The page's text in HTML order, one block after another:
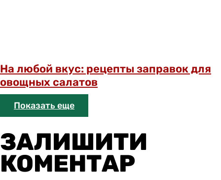
На любой вкус: рецепты заправок для
овощных салатов
Показать еще
ЗАЛИШИТИ
КОМЕНТАР